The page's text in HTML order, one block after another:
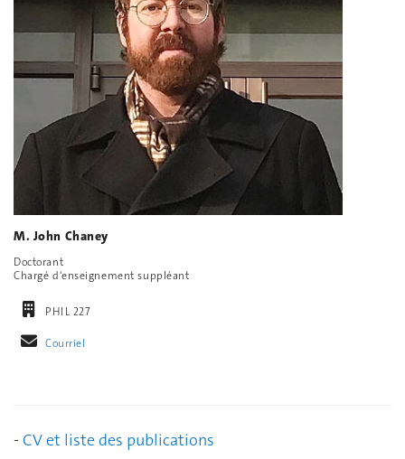
M. John Chaney
Doctorant
Chargé d'enseignement suppléant
PHIL 227
Courriel
- CV et liste des publications